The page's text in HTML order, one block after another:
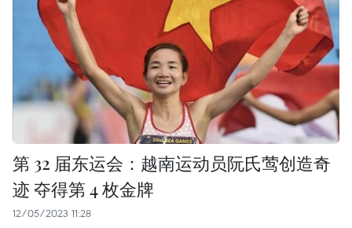
第 32 届东运会：越南运动员阮氏莺创造奇
迹 夺得第 4 枚金牌
12/05/2023 11:28